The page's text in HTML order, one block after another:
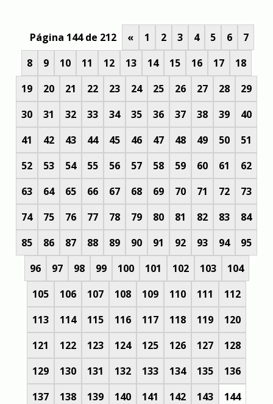
Página 144 de 212 « 1 2 3 4 5 6
7
8
9 10 11 12 13 14 15 16 17
18
19
20 21 22 23 24 25 26 27 28
29
30
31 32 33 34 35 36 37 38 39
40
41
42 43 44 45 46 47 48 49 50
51
52
53 54 55 56 57 58 59 60 61
62
63
64 65 66 67 68 69 70 71 72
73
74
75 76 77 78 79 80 81 82 83
84
85
86 87 88 89 90 91 92 93 94
95
96
97 98 99 100 101 102 103
104
105
106 107 108 109 110 111
112
113
114 115 116 117 118 119
120
121
122 123 124 125 126 127
128
129
130 131 132 133 134 135
136
137
138 139 140 141 142 143
144